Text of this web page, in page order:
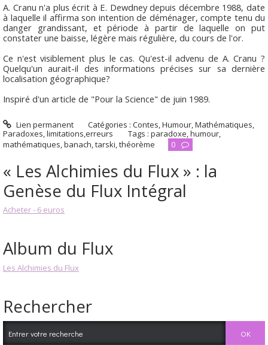
A. Cranu n'a plus écrit à E. Dewdney depuis décembre 1988, date
à laquelle il affirma son intention de déménager, compte tenu du
danger grandissant, et période à partir de laquelle on put
constater une baisse, légère mais régulière, du cours de l'or.
Ce n'est visiblement plus le cas. Qu'est-il advenu de A. Cranu ?
Quelqu'un aurait-il des informations précises sur sa dernière
localisation géographique?
Inspiré d'un article de "Pour la Science" de juin 1989.
Lien permanent Catégories :Contes,Humour,Mathématiques,
Paradoxes, limitations,erreurs
Tags : paradoxe,humour,
mathématiques,banach,tarski,théorème 0
« Les Alchimies du Flux » : la
Genèse du Flux Intégral
Acheter - 6 euros
Album du Flux
Les Alchimies du Flux
Rechercher